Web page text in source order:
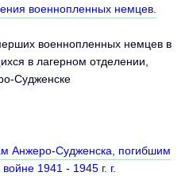
военнопленных немцев.
военнопленных немцев в
в лагерном отделении,
Судженске
Анжеро-Судженска, погибшим
1941 - 1945 г. г.